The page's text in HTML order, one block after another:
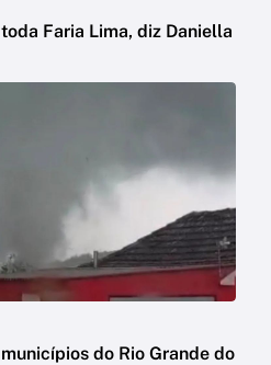
Faria Lima, diz Daniella
do Rio Grande do